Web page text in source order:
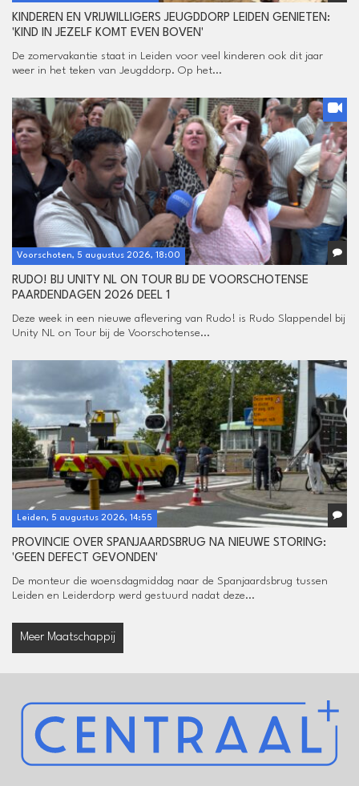
KINDEREN EN VRIJWILLIGERS JEUGDDORP LEIDEN GENIETEN:
'KIND IN JEZELF KOMT EVEN BOVEN'
De zomervakantie staat in Leiden voor veel kinderen ook dit jaar
weer in het teken van Jeugddorp. Op het...
Voorschoten, 5 augustus 2026, 18:00
RUDO! BIJ UNITY NL ON TOUR BIJ DE VOORSCHOTENSE
PAARDENDAGEN 2026 DEEL 1
Deze week in een nieuwe aflevering van Rudo! is Rudo Slappendel bij
Unity NL on Tour bij de Voorschotense...
Leiden, 5 augustus 2026, 14:55
PROVINCIE OVER SPANJAARDSBRUG NA NIEUWE STORING:
'GEEN DEFECT GEVONDEN'
De monteur die woensdagmiddag naar de Spanjaardsbrug tussen
Leiden en Leiderdorp werd gestuurd nadat deze...
Meer Maatschappij